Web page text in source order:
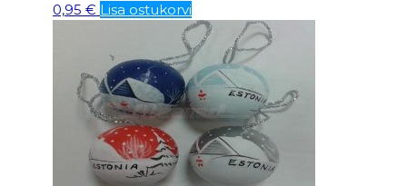
0,95 € Lisa ostukorvi